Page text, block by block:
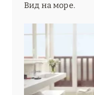
Вид на море.